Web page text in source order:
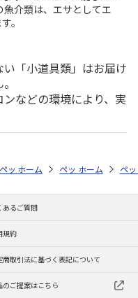
介類は、エサとしてエ
。
「小道具類」はお届け
などの環境により、実
の他用品 メンテナンス用具（
ケージ・飼育その他用品 メ
ペットストア ケージ・飼育その
ホーム ペットストア ケ
ホーム ペ
あるご質問
規約
商取引法に基づく表記について
のご提案はこちら